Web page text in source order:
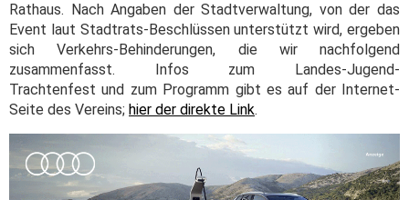
Rathaus. Nach Angaben der Stadtverwaltung, von der das
Event laut Stadtrats-Beschlüssen unterstützt wird, ergeben
sich Verkehrs-Behinderungen, die wir nachfolgend
zusammenfasst. Infos zum Landes-Jugend-
Trachtenfest und zum Programm gibt es auf der Internet-
Seite des Vereins; hier der direkte Link.